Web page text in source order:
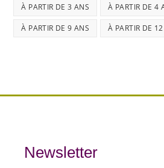
À PARTIR DE 3 ANS À PARTIR DE 4
À PARTIR DE 9 ANS À PARTIR DE
Newsletter